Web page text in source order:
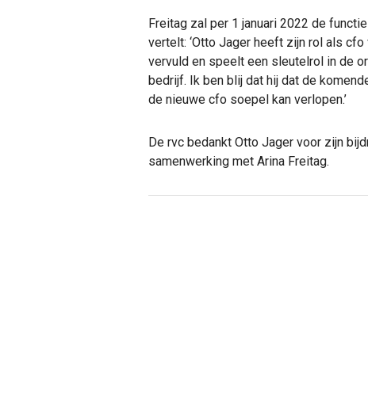
Freitag zal per 1 januari 2022 de
vertelt: ‘Otto Jager heeft zijn rol als
vervuld en speelt een sleutelrol in de
bedrijf. Ik ben blij dat hij dat de
de nieuwe cfo soepel kan verlopen.’
De rvc bedankt Otto Jager voor zijn
samenwerking met Arina Freitag.